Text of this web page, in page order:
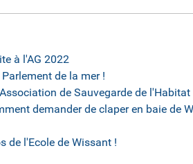
à l'AG 2022
de la mer !
de Sauvegarde de
demander de claper en baie de
de l'Ecole de Wissant !